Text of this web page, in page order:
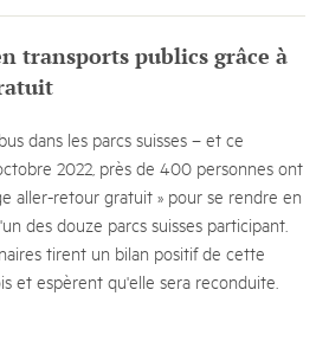
transports publics grâce à
dans les parcs suisses – et ce
2022, près de 400 personnes ont
aller-retour gratuit » pour se rendre en
des douze parcs suisses participant.
tirent un bilan positif de cette
et espèrent qu'elle sera reconduite.